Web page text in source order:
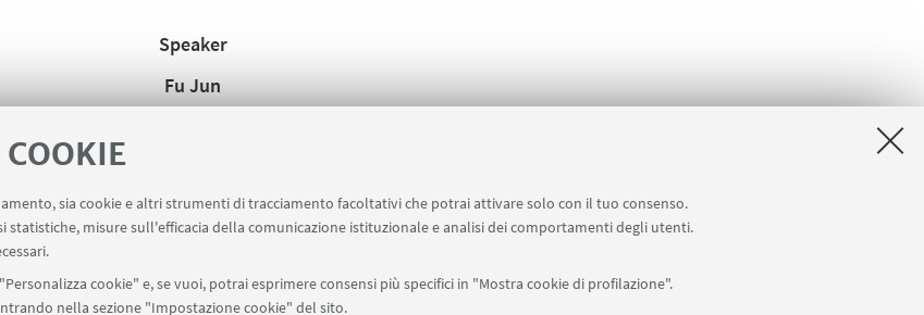
sia cookie e altri strumenti di tracciamento facoltativi che potrai attivare solo con il tuo consenso.
misure sull'efficacia della comunicazione istituzionale e analisi dei comportamenti degli utenti.
cookie" e, se vuoi, potrai esprimere consensi più specifici in "Mostra cookie di profilazione".
nella sezione "Impostazione cookie" del sito.
Speaker
Fu Jun
Foreign Corresponding Academician